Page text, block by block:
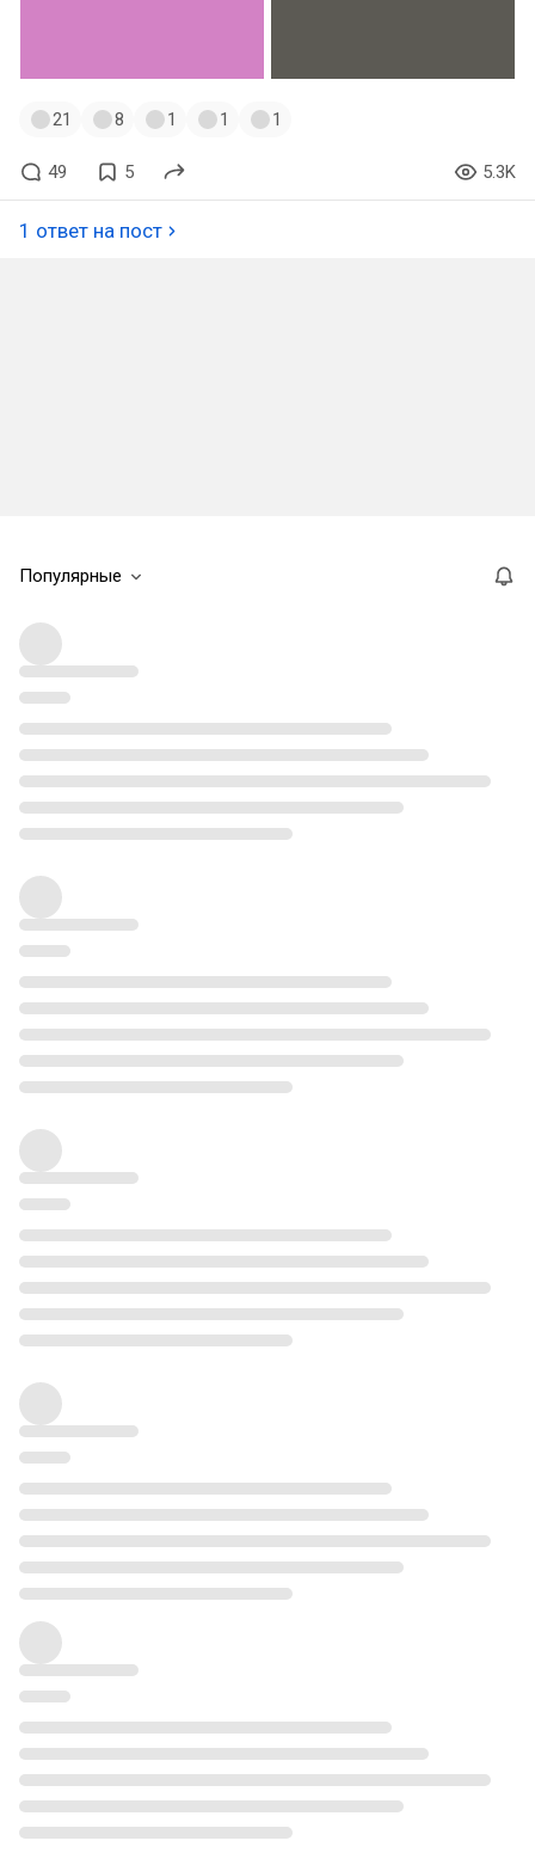
21 8 1 1 1
49 5 5.3K
1 ответ на пост
Популярные